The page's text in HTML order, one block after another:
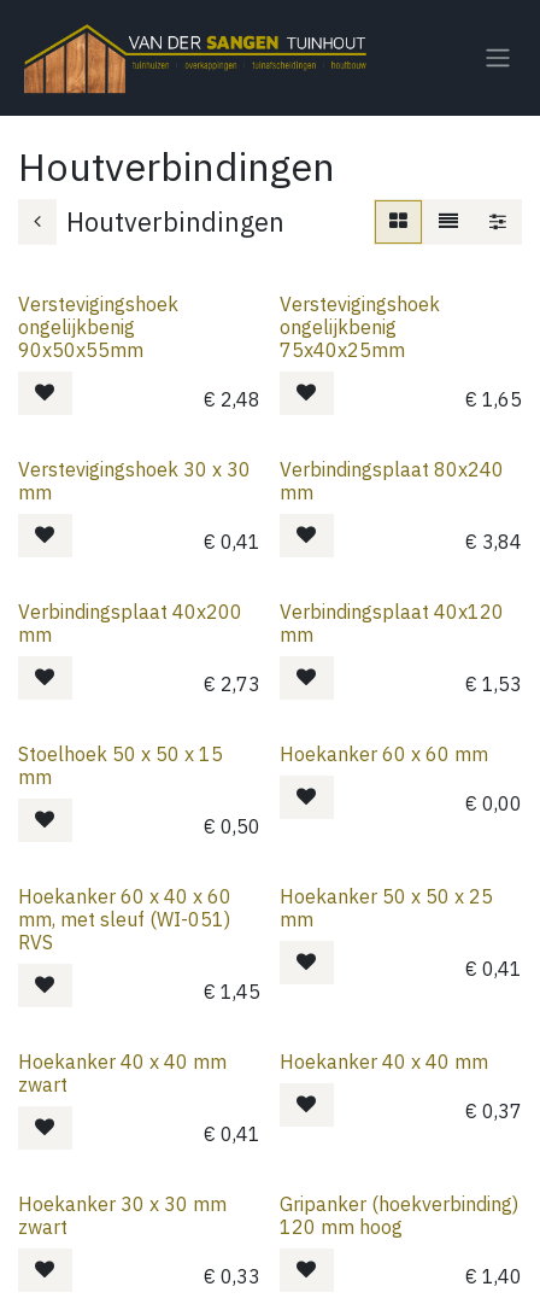
Houtverbindingen
Houtverbindingen
Verstevigingshoek
ongelijkbenig
90x50x55mm
€ 2,48
Verstevigingshoek
ongelijkbenig
75x40x25mm
€ 1,65
Verstevigingshoek 30 x 30
mm
€ 0,41
Verbindingsplaat 80x240
mm
€ 3,84
Verbindingsplaat 40x200
mm
€ 2,73
Verbindingsplaat 40x120
mm
€ 1,53
Stoelhoek 50 x 50 x 15
mm
€ 0,50
Hoekanker 60 x 60 mm
€ 0,00
Hoekanker 60 x 40 x 60
mm, met sleuf (WI-051)
RVS
€ 1,45
Hoekanker 50 x 50 x 25
mm
€ 0,41
Hoekanker 40 x 40 mm
zwart
€ 0,41
Hoekanker 40 x 40 mm
€ 0,37
Hoekanker 30 x 30 mm
zwart
€ 0,33
Gripanker (hoekverbinding)
120 mm hoog
€ 1,40